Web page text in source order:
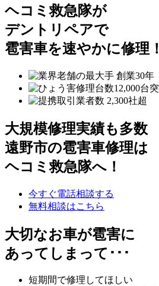
ヘコミ救急隊が
デントリペアで
雹害車を速やかに修理！
大規模修理実績も多数
遠野市の雹害車修理は
ヘコミ救急隊へ！
今すぐ電話相談する
無料相談はこちら
大切なお車が雹害に
あってしまって･･･
短期間で修理してほしい